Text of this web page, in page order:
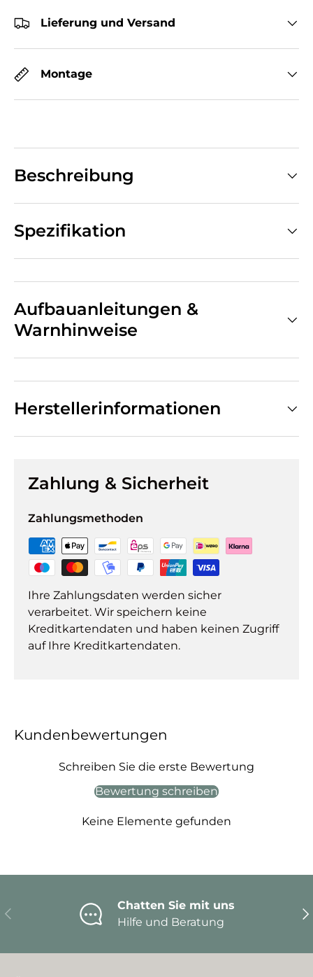
Lieferung und Versand
Montage
Beschreibung
Spezifikation
Aufbauanleitungen &
Warnhinweise
Herstellerinformationen
Zahlung & Sicherheit
Zahlungsmethoden
Ihre Zahlungsdaten werden sicher
verarbeitet. Wir speichern keine
Kreditkartendaten und haben keinen Zugriff
auf Ihre Kreditkartendaten.
Kundenbewertungen
Schreiben Sie die erste Bewertung
Bewertung schreiben
Keine Elemente gefunden
Vorherige
Chatten Sie mit uns
Hilfe und Beratung